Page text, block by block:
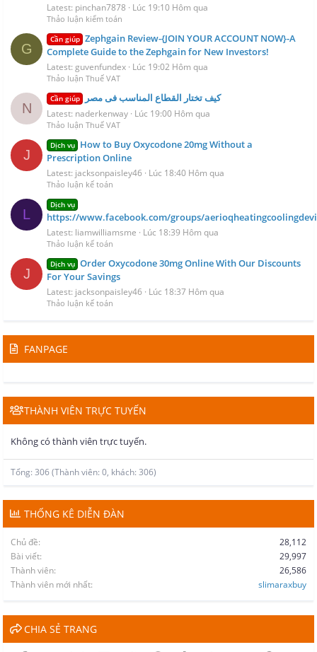
Latest: pinchan7878 Lúc 19:10 Hôm qua
Thảo luận kiểm toán
G
Cần giúp Zephgain Review-{JOIN YOUR ACCOUNT NOW}-A
Complete Guide to the Zephgain for New Investors!
Latest: guvenfundex Lúc 19:02 Hôm qua
Thảo luận Thuế VAT
N
Cần giúp كيف تختار القطاع المناسب فى مصر
Latest: naderkenway Lúc 19:00 Hôm qua
Thảo luận Thuế VAT
J
Dịch vụ How to Buy Oxycodone 20mg Without a
Prescription Online
Latest: jacksonpaisley46 Lúc 18:40 Hôm qua
Thảo luận kế toán
L
Dịch vụ
https://www.facebook.com/groups/
Latest: liamwilliamsme Lúc 18:39 Hôm qua
Thảo luận kế toán
J
Dịch vụ Order Oxycodone 30mg Online With Our Discounts
For Your Savings
Latest: jacksonpaisley46 Lúc 18:37 Hôm qua
Thảo luận kế toán
FANPAGE
THÀNH VIÊN TRỰC TUYẾN
Không có thành viên trực tuyến.
Tổng: 306 (Thành viên: 0, khách: 306)
THỐNG KÊ DIỄN ĐÀN
Chủ đề
28,112
Bài viết
29,997
Thành viên
26,586
Thành viên mới nhất
slimaraxbuy
CHIA SẺ TRANG